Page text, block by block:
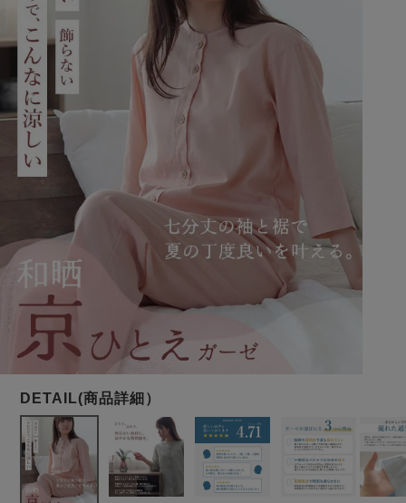
春 秋
メンズパジャマ
春
ガールズパジャマ
オーガニック素材 ガーゼ
サッカー/ちぢみ 楊
ニット/ストレッチ
柄物
体型別におすすめパジ
ャマ
年齢別におすすめパジ
ルームウェア
インナーウェア 生活雑貨 カタログギフト
売れ筋ランキング
- Item Ranking -
- New Arrival -
目的別でさがす一覧はこちら
作務衣 胸がすけない
羽織・バスロ
上着単品
ズボン単品
すべてのメン
ズ
パジャマ
長袖 半袖
前開き かぶり スリーパー
会社概要 お買い物ガイド 安心の日本製
SDGsの取り組み